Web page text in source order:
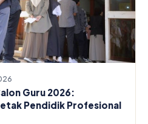
Guru 2026:
Pendidik Profesional